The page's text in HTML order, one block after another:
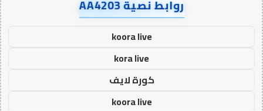
روابط نصية AA4203
koora live
kora live
كورة لايف
koora live